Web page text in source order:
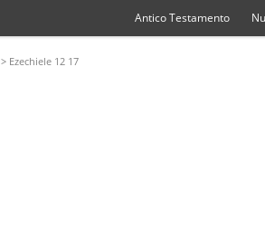
Antico Testamento
> Ezechiele 12 17